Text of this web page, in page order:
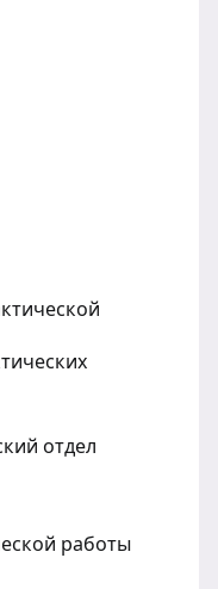
отдел
работы